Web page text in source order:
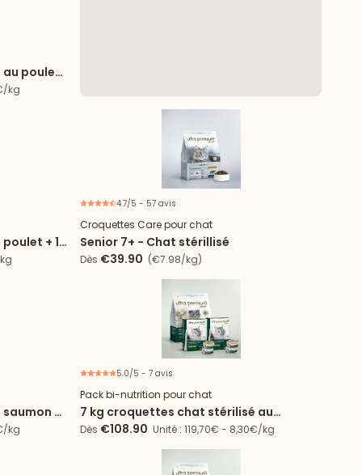
poulet
kg
+ 12
4.7/5 - 57 avis
Croquettes Care pour chat
Senior 7+ - Chat stérillisé
Dès €39.90 (€7.98/kg)
+
kg
5.0/5 - 7 avis
Pack bi-nutrition pour chat
7 kg croquettes chat stérilisé au
Saumon + 72 boîtes de mousse au
Dès €108.90 Unité : 119,70€ - 8,30€/kg